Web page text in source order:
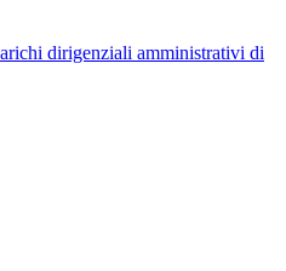
dirigenziali amministrativi di